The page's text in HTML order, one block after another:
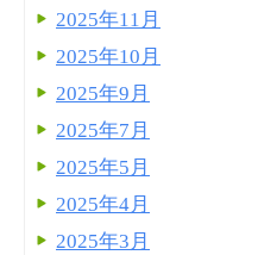
2025年11月
2025年10月
2025年9月
2025年7月
2025年5月
2025年4月
2025年3月